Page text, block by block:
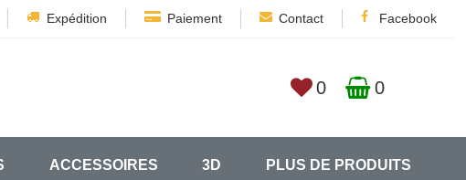
Expédition Paiement Contact Facebook
0 0
ACCESSOIRES 3D PLUS DE PRODUITS